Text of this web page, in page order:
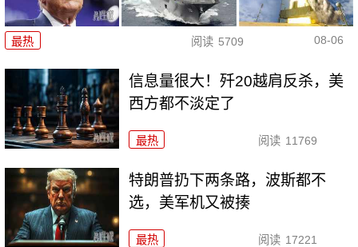
最热 阅读 5709 08-06
信息量很大！歼20越肩反杀，美
西方都不淡定了
最热 阅读 11769
特朗普扔下两条路，波斯都不
选，美军机又被揍
最热 阅读 17221